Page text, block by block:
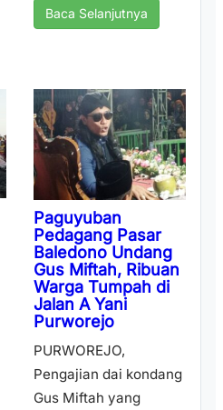
Baca Selanjutnya
Paguyuban
Pedagang Pasar
Baledono Undang
Gus Miftah, Ribuan
Warga Tumpah di
Jalan A Yani
Purworejo
PURWOREJO,
Pengajian dai kondang
Gus Miftah yang